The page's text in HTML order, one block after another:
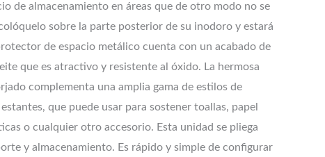
de almacenamiento en áreas que de otro modo no se
sobre la parte posterior de su inodoro y estará
de espacio metálico cuenta con un acabado de
que es atractivo y resistente al óxido. La hermosa
complementa una amplia gama de estilos de
que puede usar para sostener toallas, papel
o cualquier otro accesorio. Esta unidad se pliega
y almacenamiento. Es rápido y simple de configurar